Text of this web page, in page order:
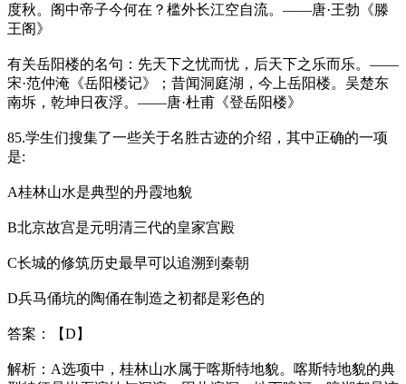
度秋。阁中帝子今何在？槛外长江空自流。——唐·王勃《滕
王阁》
有关岳阳楼的名句：先天下之忧而忧，后天下之乐而乐。——
宋·范仲淹《岳阳楼记》；昔闻洞庭湖，今上岳阳楼。吴楚东
南坼，乾坤日夜浮。——唐·杜甫《登岳阳楼》
85.学生们搜集了一些关于名胜古迹的介绍，其中正确的一项
是:
A桂林山水是典型的丹霞地貌
B北京故宫是元明清三代的皇家宫殿
C长城的修筑历史最早可以追溯到秦朝
D兵马俑坑的陶俑在制造之初都是彩色的
答案：【D】
解析：A选项中，桂林山水属于喀斯特地貌。喀斯特地貌的典